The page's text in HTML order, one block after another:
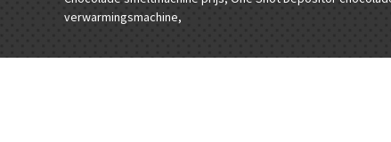
verwarmingsmachine,